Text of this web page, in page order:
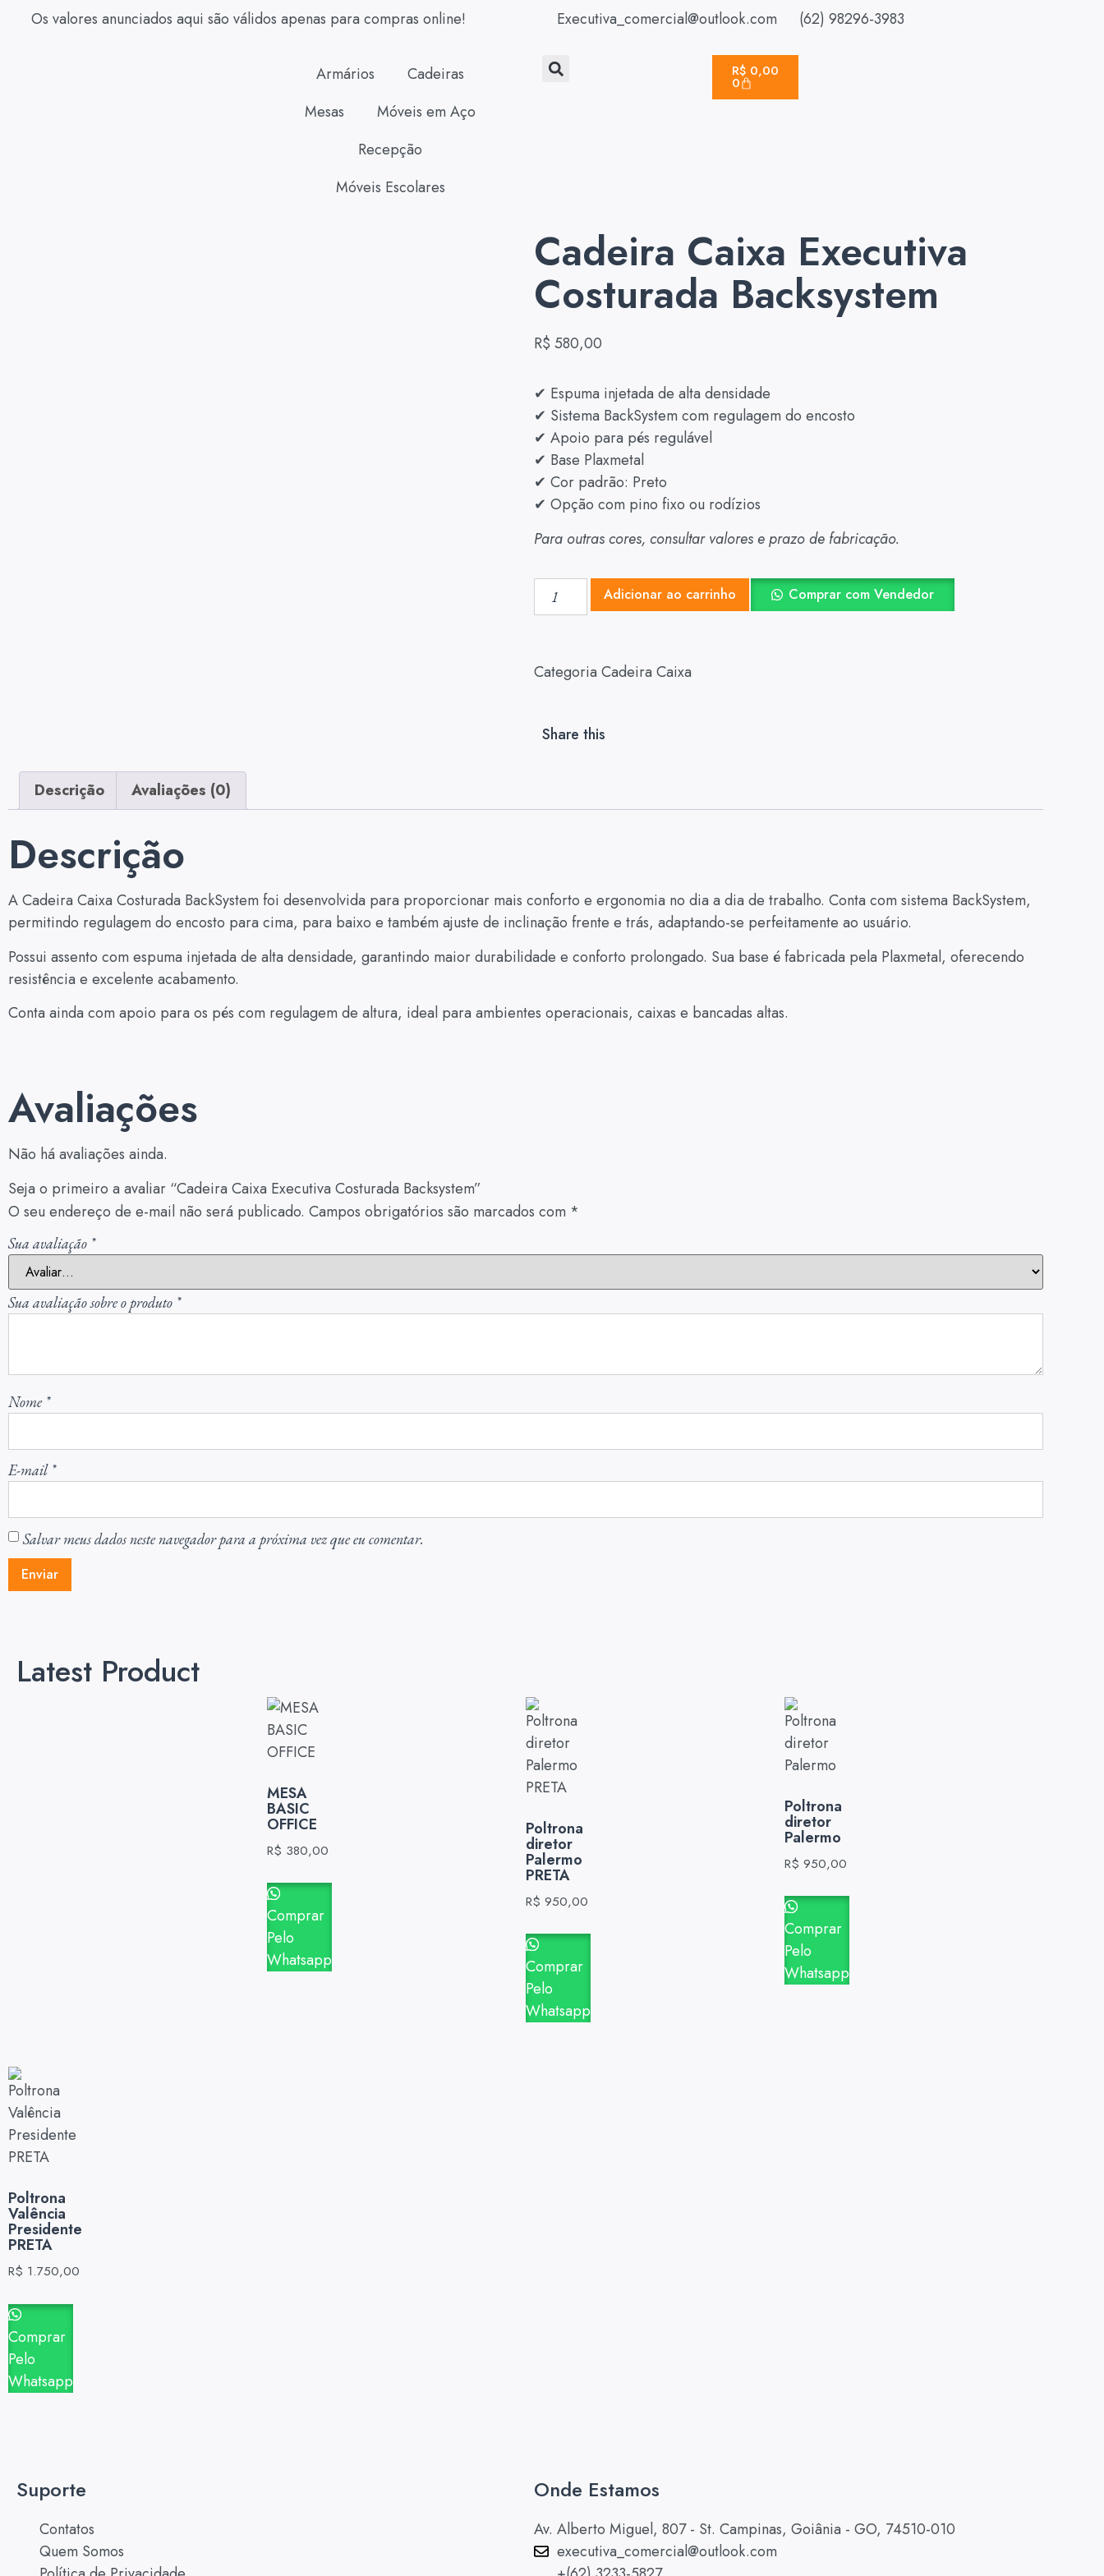
Os valores anunciados aqui são válidos apenas para compras online! Executiva_comercial@outlook.com (62) 98296-3983
Armários
Cadeiras
Mesas
Móveis em Aço
Recepção
Móveis Escolares
R$0,00
0
Cadeira Caixa Executiva
Costurada Backsystem
R$ 580,00
✔ Espuma injetada de alta densidade
✔ Sistema BackSystem com regulagem do encosto
✔ Apoio para pés regulável
✔ Base Plaxmetal
✔ Cor padrão: Preto
✔ Opção com pino fixo ou rodízios
Para outras cores, consultar valores e prazo de fabricação.
Adicionar ao carrinho Comprar com Vendedor
Categoria Cadeira Caixa
Share this
Descrição Avaliações (0)
Descrição
A Cadeira Caixa Costurada BackSystem foi desenvolvida para proporcionar mais conforto e ergonomia no dia a dia de trabalho. Conta com sistema BackSystem,
permitindo regulagem do encosto para cima, para baixo e também ajuste de inclinação frente e trás, adaptando-se perfeitamente ao usuário.
Possui assento com espuma injetada de alta densidade, garantindo maior durabilidade e conforto prolongado. Sua base é fabricada pela Plaxmetal, oferecendo
resistência e excelente acabamento.
Conta ainda com apoio para os pés com regulagem de altura, ideal para ambientes operacionais, caixas e bancadas altas.
Avaliações
Não há avaliações ainda.
Seja o primeiro a avaliar “Cadeira Caixa Executiva Costurada Backsystem”
O seu endereço de e-mail não será publicado. Campos obrigatórios são marcados com *
Sua avaliação *
Sua avaliação sobre o produto *
Nome *
E-mail *
Salvar meus dados neste navegador para a próxima vez que eu comentar.
Latest Product
MESA
BASIC
OFFICE
R$ 380,00
Comprar
Pelo
Whatsapp
Poltrona
diretor
Palermo
PRETA
R$ 950,00
Comprar
Pelo
Whatsapp
Poltrona
diretor
Palermo
R$ 950,00
Comprar
Pelo
Whatsapp
Poltrona
Valência
Presidente
PRETA
R$ 1.750,00
Comprar
Pelo
Whatsapp
Suporte
Contatos
Quem Somos
Onde Estamos
Av. Alberto Miguel, 807 - St. Campinas, Goiânia - GO, 74510-010
executiva_comercial@outlook.com